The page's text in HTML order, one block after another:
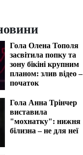
Гола Олена Тополя
засвітила попку та
зону бікіні крупним
планом: злив відео –
початок
Гола Анна Трінчер
виставила
"мохнатку": нижня
білизна – не для неї